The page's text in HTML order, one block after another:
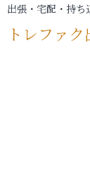
出張・宅配・持ち
トレファ